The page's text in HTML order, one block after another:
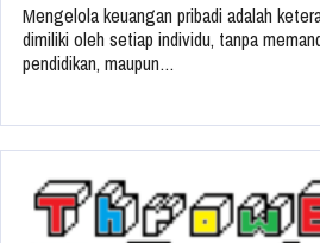
Mengelola keuangan pribadi adalah
dimiliki oleh setiap individu, tanpa
pendidikan, maupun…